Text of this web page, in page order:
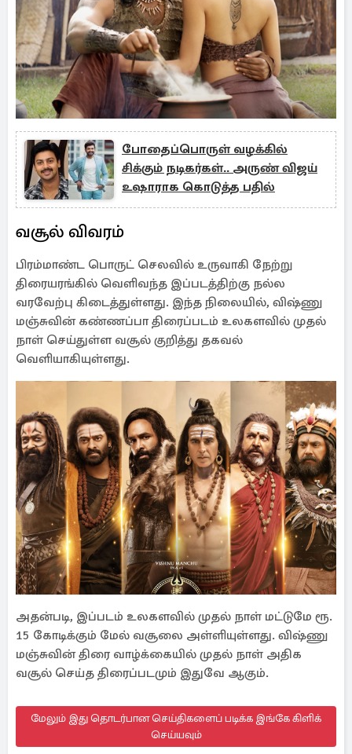
போதைப்பொருள் வழக்கில்
சிக்கும் நடிகர்கள்.. அருண் விஜய்
உஷாராக கொடுத்த பதில்
வசூல் விவரம்
பிரம்மாண்ட பொருட் செலவில் உருவாகி நேற்று
திரையரங்கில் வெளிவந்த இப்படத்திற்கு நல்ல
வரவேற்பு கிடைத்துள்ளது. இந்த நிலையில், விஷ்ணு
மஞ்சுவின் கண்ணப்பா திரைப்படம் உலகளவில் முதல்
நாள் செய்துள்ள வசூல் குறித்து தகவல்
வெளியாகியுள்ளது.
அதன்படி, இப்படம் உலகளவில் முதல் நாள் மட்டுமே ரூ.
15 கோடிக்கும் மேல் வசூலை அள்ளியுள்ளது. விஷ்ணு
மஞ்சுவின் திரை வாழ்க்கையில் முதல் நாள் அதிக
வசூல் செய்த திரைப்படமும் இதுவே ஆகும்.
மேலும் இது தொடர்பான செய்திகளைப் படிக்க இங்கே கிளிக்
செய்யவும்